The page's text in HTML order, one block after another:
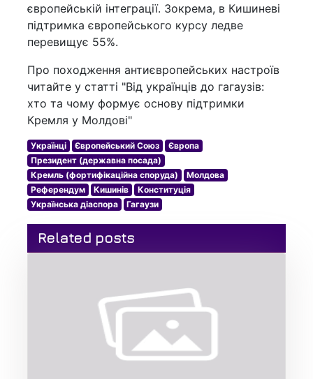
європейській інтеграції. Зокрема, в Кишиневі
підтримка європейського курсу ледве
перевищує 55%.
Про походження антиєвропейських настроїв
читайте у статті "Від українців до гагаузів:
хто та чому формує основу підтримки
Кремля у Молдові"
Українці Європейський Союз
Європа
Президент (державна посада)
Кремль (фортифікаційна споруда)
Молдова
Референдум
Кишинів
Конституція
Українська діаспора
Гагаузи
Related posts